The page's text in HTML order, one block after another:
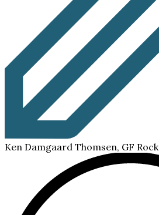
Ken Damgaard Thomsen, GF Rock